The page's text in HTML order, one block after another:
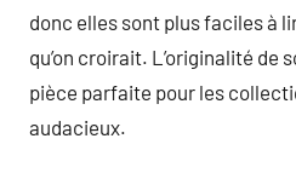
donc elles sont plus faciles à
qu’on croirait. L’originalité de
pièce parfaite pour les
audacieux.